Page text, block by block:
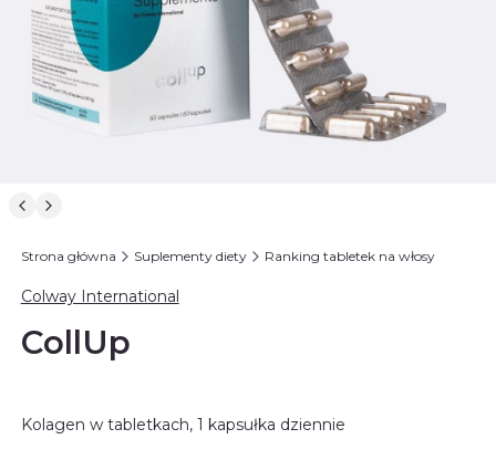
Strona główna Suplementy diety Ranking tabletek na włosy
Colway International
CollUp
Kolagen w tabletkach, 1 kapsułka dziennie